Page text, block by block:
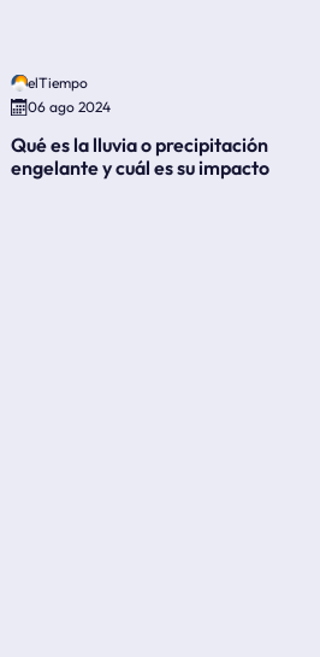
elTiempo
06 ago 2024
Qué es la lluvia o precipitación
engelante y cuál es su impacto